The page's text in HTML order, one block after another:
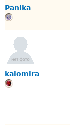
Panika
kalomira